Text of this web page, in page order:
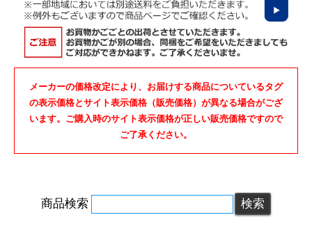
メーカーの価格改定により、お届けする商品についているタグ
の表示価格とサイト表示価格（販売価格）が異なる場合がござ
います。ご購入時のサイト表示価格が正しい販売価格ですので
ご了承ください。
商品検索